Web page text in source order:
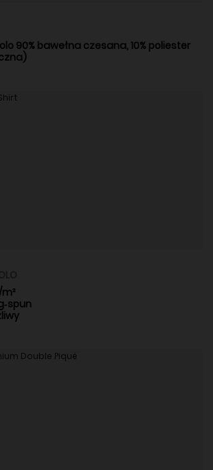
90% bawełna czesana, 10% poliester